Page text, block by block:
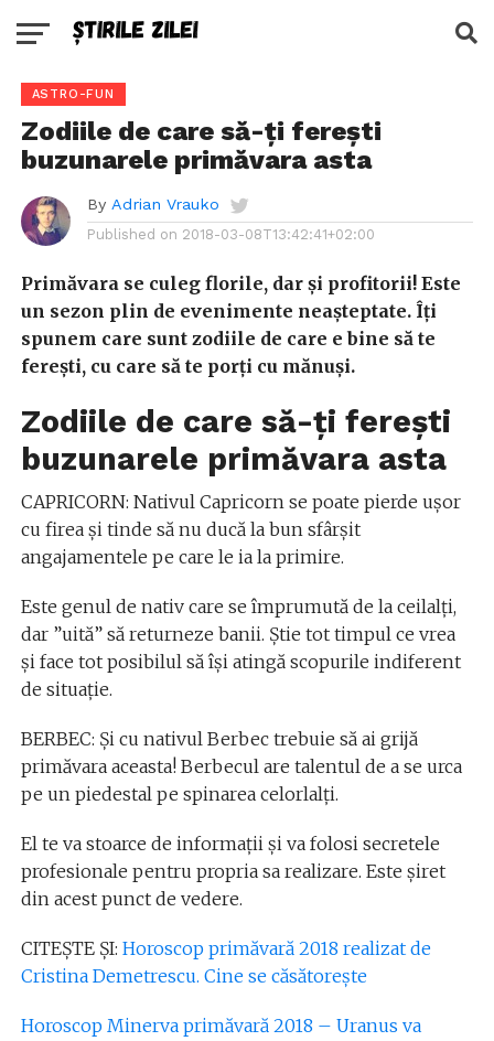
ASTRO-FUN
Zodiile de care să-ți ferești
buzunarele primăvara asta
By Adrian Vrauko
Published on 2018-03-08T13:42:41+02:00
Primăvara se culeg florile, dar și profitorii! Este
un sezon plin de evenimente neașteptate. Îți
spunem care sunt zodiile de care e bine să te
ferești, cu care să te porți cu mănuși.
Zodiile de care să-ți ferești
buzunarele primăvara asta
CAPRICORN: Nativul Capricorn se poate pierde ușor
cu firea și tinde să nu ducă la bun sfârșit
angajamentele pe care le ia la primire.
Este genul de nativ care se împrumută de la ceilalți,
dar ”uită” să returneze banii. Știe tot timpul ce vrea
și face tot posibilul să își atingă scopurile indiferent
de situație.
BERBEC: Și cu nativul Berbec trebuie să ai grijă
primăvara aceasta! Berbecul are talentul de a se urca
pe un piedestal pe spinarea celorlalți.
El te va stoarce de informații și va folosi secretele
profesionale pentru propria sa realizare. Este șiret
din acest punct de vedere.
CITEȘTE ȘI: Horoscop primăvară 2018 realizat de
Cristina Demetrescu. Cine se căsătorește
Horoscop Minerva primăvară 2018 – Uranus va